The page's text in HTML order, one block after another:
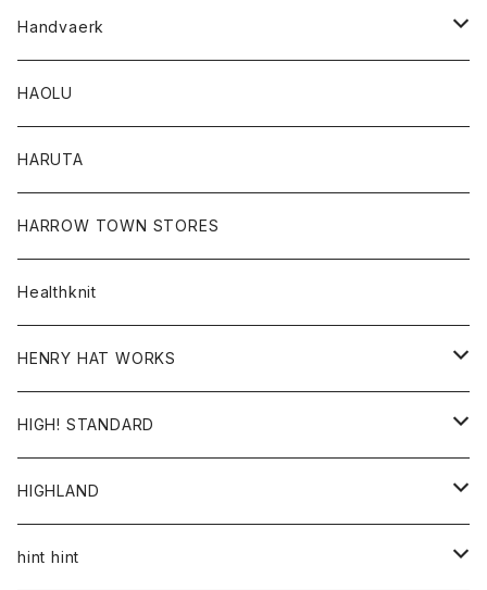
アウター
カーディガン
コート
トップス
シャツ
スウェット
レディース
カーディガン
コート
ボトム
パンツ
Handvaerk
トップス
Tシャツ
ロンTEE
HAOLU
HARUTA
HARROW TOWN STORES
Healthknit
HENRY HAT WORKS
帽子
HIGH! STANDARD
アウター
ジャケット
トップス
HIGHLAND
帽子
hint hint